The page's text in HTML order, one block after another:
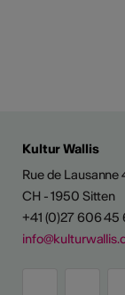
Kultur Wallis
Rue de Lausanne
CH - 1950 Sitten
+41 (0)27 606 45